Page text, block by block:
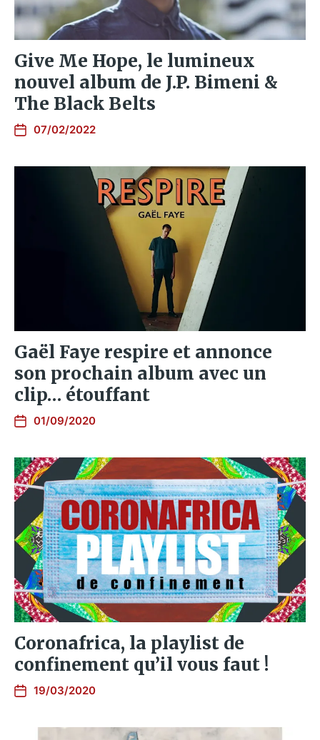
Give Me Hope, le lumineux
nouvel album de J.P. Bimeni &
The Black Belts
07/02/2022
Gaël Faye respire et annonce
son prochain album avec un
clip… étouffant
01/09/2020
Coronafrica, la playlist de
confinement qu’il vous faut !
19/03/2020